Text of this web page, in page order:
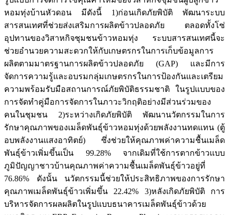
หอมทุ่งบ้านหัวดอน มีดังนี้ 1)ก่อนเกิดภัยพิบัติ พัฒนาระบบ
สารสนเทศที่ช่วยส่งเสริมการผลิตข้าวปลอดภัย ตลอดทั้งโซ่
อุปทานของวิสาหกิจชุมชนข้าวหอมทุ่ง ระบบสารสนเทศนี้จะ
ช่วยอำนวยความสะดวกให้กับเกษตรกรในการเก็บข้อมูลการ
ผลิตตามมาตรฐานการผลิตข้าวปลอดภัย (GAP) และมีการ
จัดการความรู้และอบรมกลุ่มเกษตรกรในการป้องกันและเตรียม
ความพร้อมรับมือสถานการณ์ภัยพิบัติธรรมชาติ ในรูปแบบของ
การจัดทำคู่มือการจัดการในภาวะวิกฤติอย่างมีส่วนร่วมของ
คนในชุมชน 2)ระหว่างเกิดภัยพิบัติ พัฒนานวัตกรรมในการ
รักษาคุณภาพของเมล็ดพันธุ์ข้าวหอมทุ่งด้วยพลังงานทดแทน (ตู้
อบพลังงานแสงอาทิตย์) ซึ่งช่วยให้คุณภาพค่าความชื้นเมล็ด
พันธุ์ข้าวเพิ่มขึ้นเป็น 99.28% จากเดิมที่ใช้การตากข้าวแบบ
ภูมิปัญญาชาวบ้านคุณภาพค่าความชื้นเมล็ดพันธุ์ข้าวอยู่ที่
76.86% ดังนั้น นวัตกรรมนี้ช่วยให้ประสิทธิภาพของการรักษา
คุณภาพเมล็ดพันธุ์ข้าวเพิ่มขึ้น 22.42% 3)หลังเกิดภัยพิบัติ การ
บริหารจัดการผลผลิตในรูปแบบธนาคารเมล็ดพันธุ์ข้าวด้วย